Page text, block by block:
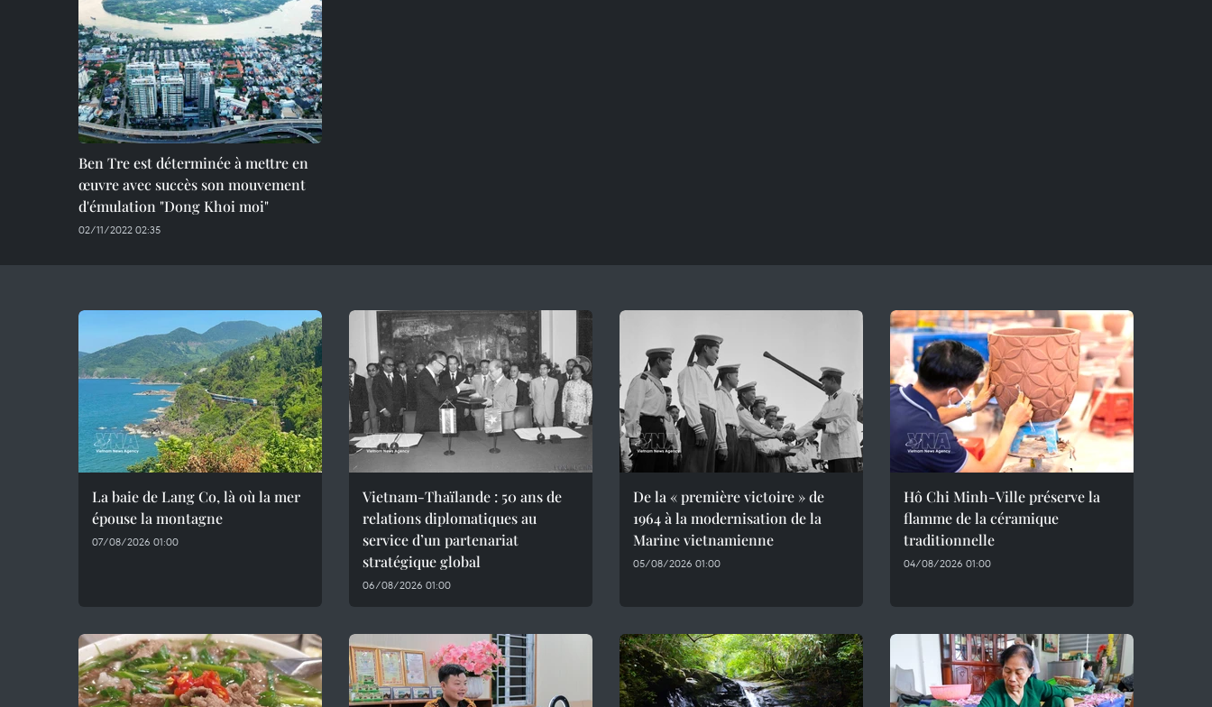
Ben Tre est déterminée à mettre en
œuvre avec succès son mouvement
d'émulation "Dong Khoi moi"
02/11/2022 02:35
La baie de Lang Co, là où la mer
épouse la montagne
07/08/2026 01:00
Vietnam-Thaïlande : 50 ans de
relations diplomatiques au
service d’un partenariat
stratégique global
06/08/2026 01:00
De la « première victoire » de
1964 à la modernisation de la
Marine vietnamienne
05/08/2026 01:00
Hô Chi Minh-Ville préserve la
flamme de la céramique
traditionnelle
04/08/2026 01:00